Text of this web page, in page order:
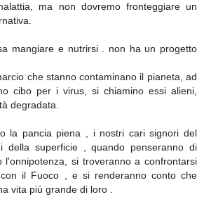
ma non dovremo fronteggiare un
mangiare e nutrirsi . non ha un progetto
che stanno contaminano il pianeta, ad
cibo per i virus, si chiamino essi alieni,
degradata.
la pancia piena , i nostri cari signori del
della superficie , quando penseranno di
l'onnipotenza, si troveranno a confrontarsi
il Fuoco , e si renderanno conto che
vita più grande di loro .